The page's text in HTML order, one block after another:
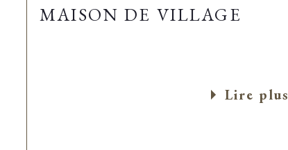
MAISON DE VILLAGE
Lire plus